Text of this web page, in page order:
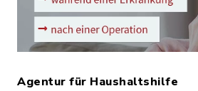
Agentur für Haushaltshilfe